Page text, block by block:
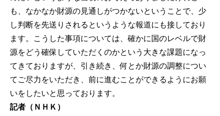
も、なかなか財源の見通しがつかないということで、少
し判断を先送りされるというような報道にも接しており
ます。こうした事項については、確かに国のレベルで財
源をどう確保していただくのかという大きな課題になっ
てきておりますが、引き続き、何とか財源の調整につい
てご尽力をいただき、前に進むことができるようにお願
いをしたいと思っております。
記者（ＮＨＫ）